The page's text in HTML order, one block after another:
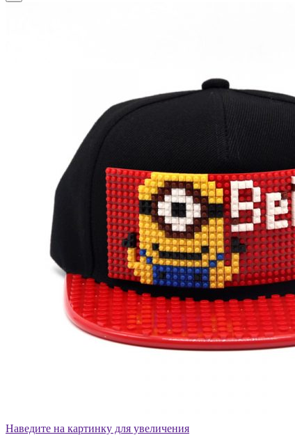
Наведите на картинку для увеличения